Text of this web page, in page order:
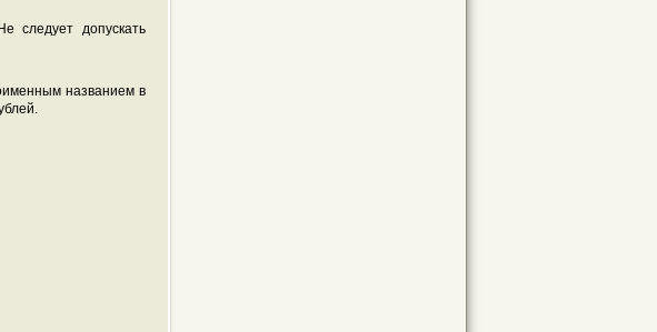
следует допускать
названием в